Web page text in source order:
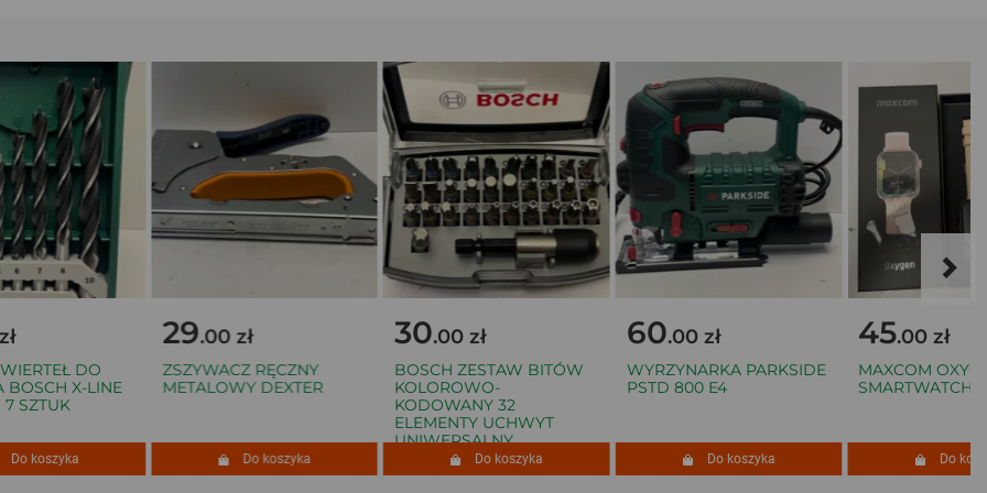
DO
X-LINE
koszyka
29.00 zł
ZSZYWACZ RĘCZNY
METALOWY DEXTER
Do koszyka
30.00 zł
BOSCH ZESTAW BITÓW
KOLOROWO-
KODOWANY 32
ELEMENTY UCHWYT
UNIWERSALNY
Do koszyka
60.00 zł
WYRZYNARKA PARKSIDE
PSTD 800 E4
Do koszyka
45.00 zł
MAXCOM OXYGEN
SMARTWATCH
Do